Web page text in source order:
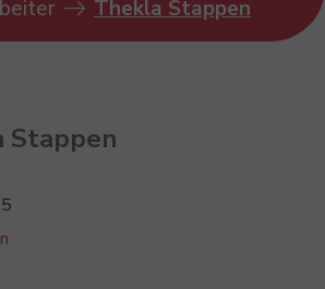
Thekla Stappen
Stappen